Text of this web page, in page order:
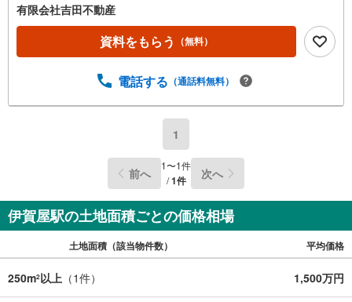
有限会社吉田不動産
資料をもらう （無料）
電話する （通話料無料）
1
前へ 1〜1件
/1件 次へ
伊賀屋駅の土地面積ごとの価格相場
土地面積（該当物件数） 平均価格
250m2以上 （1件） 1,500万円